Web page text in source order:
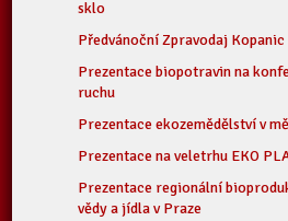
sklo
Předvánoční Zpravodaj Kopanic
Prezentace biopotravin na
ruchu
Prezentace ekozemědělství v
Prezentace na veletrhu EKO
Prezentace regionální
vědy a jídla v Praze